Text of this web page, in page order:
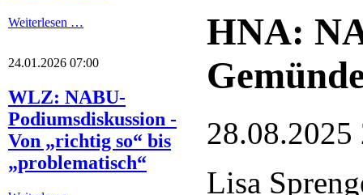
Weiterlesen …
24.01.2026 07:00
WLZ: NABU-
Podiumsdiskussion -
Von „richtig so“ bis
„problematisch“
HNA:
28.08.2025
Lisa